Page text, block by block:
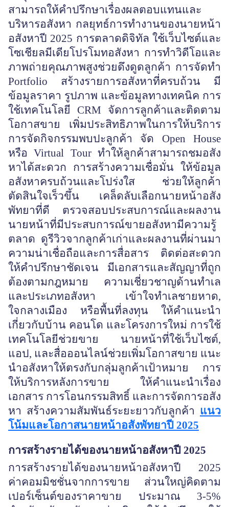
สามารถให้คำปรึกษาเรื่องผลตอบแทนและ
บริหารอสังหา กลยุทธ์การทำงานของนายหน้า
อสังหาปี 2025 การตลาดดิจิทัล ใช้เว็บไซต์และ
โซเชียลมีเดียโปรโมทอสังหา การทำวิดีโอและ
ภาพถ่ายคุณภาพสูงช่วยดึงดูดลูกค้า การจัดทำ
Portfolio สร้างรายการอสังหาที่ครบถ้วน มี
ข้อมูลราคา รูปภาพ และข้อมูลทางเทคนิค การ
ใช้เทคโนโลยี CRM จัดการลูกค้าและติดตาม
โอกาสขาย เพิ่มประสิทธิภาพในการให้บริการ
การจัดกิจกรรมพบปะลูกค้า จัด Open House
หรือ Virtual Tour ทำให้ลูกค้าสามารถชมอสัง
หาได้สะดวก การสร้างความเชื่อมั่น ให้ข้อมูล
อสังหาครบถ้วนและโปร่งใส ช่วยให้ลูกค้า
ตัดสินใจเร็วขึ้น เคล็ดลับเลือกนายหน้าอสัง
พัทยาที่ดี ตรวจสอบประสบการณ์และผลงาน
นายหน้าที่มีประสบการณ์ขายอสังหามีความรู้
ตลาด ดูรีวิวจากลูกค้าเก่าและผลงานที่ผ่านมา
ความน่าเชื่อถือและการสื่อสาร ติดต่อสะดวก
ให้คำปรึกษาชัดเจน มีเอกสารและสัญญาที่ถูก
ต้องตามกฎหมาย ความเชี่ยวชาญด้านทำเล
และประเภทอสังหา เข้าใจทำเลชายหาด,
ใจกลางเมือง หรือพื้นที่ลงทุน ให้คำแนะนำ
เกี่ยวกับบ้าน คอนโด และโครงการใหม่ การใช้
เทคโนโลยีช่วยขาย นายหน้าที่ใช้เว็บไซต์,
แอป, และสื่อออนไลน์ช่วยเพิ่มโอกาสขาย แนะ
นำอสังหาให้ตรงกับกลุ่มลูกค้าเป้าหมาย การ
ให้บริการหลังการขาย ให้คำแนะนำเรื่อง
เอกสาร การโอนกรรมสิทธิ์ และการจัดการอสัง
หา สร้างความสัมพันธ์ระยะยาวกับลูกค้า แนว
โน้มและโอกาสนายหน้าอสังพัทยาปี 2025
การสร้างรายได้ของนายหน้าอสังหาปี 2025
การสร้างรายได้ของนายหน้าอสังหาปี 2025
ค่าคอมมิชชั่นจากการขาย ส่วนใหญ่คิดตาม
เปอร์เซ็นต์ของราคาขาย ประมาณ 3-5%